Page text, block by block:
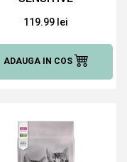
MIEL, 3 KG HRANĂ
USCATĂ PENTRU
CAINI
119.99 lei
ADAUGA IN COS